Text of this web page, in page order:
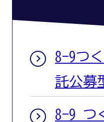
8-9つ
託公募
8-9 つ